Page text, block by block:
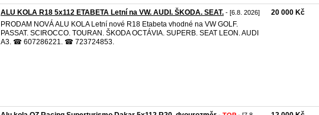
ALU KOLA R18 5x112 ETABETA Letní na VW. AUDI. ŠKODA. SEAT. - [6.8. 2026]
PRODAM NOVÁ ALU KOLA Letní nové R18 Etabeta vhodné na VW GOLF.
PASSAT. SCIROCCO. TOURAN. ŠKODA OCTÁVIA. SUPERB. SEAT LEON. AUDI
A3. ☎ 607286221. ☎ 723724853.
20 000 Kč